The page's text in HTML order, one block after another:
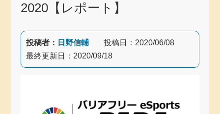
2020【レポート】
投稿者： 日野信輔 投稿日： 2020/06/08
最終更新日： 2020/09/18